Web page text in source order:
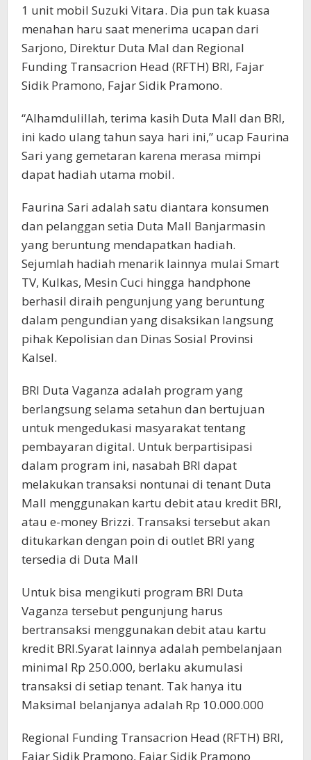
1 unit mobil Suzuki Vitara. Dia pun tak kuasa
menahan haru saat menerima ucapan dari
Sarjono, Direktur Duta Mal dan Regional
Funding Transacrion Head (RFTH) BRI, Fajar
Sidik Pramono, Fajar Sidik Pramono.
“Alhamdulillah, terima kasih Duta Mall dan BRI,
ini kado ulang tahun saya hari ini,” ucap Faurina
Sari yang gemetaran karena merasa mimpi
dapat hadiah utama mobil.
Faurina Sari adalah satu diantara konsumen
dan pelanggan setia Duta Mall Banjarmasin
yang beruntung mendapatkan hadiah.
Sejumlah hadiah menarik lainnya mulai Smart
TV, Kulkas, Mesin Cuci hingga handphone
berhasil diraih pengunjung yang beruntung
dalam pengundian yang disaksikan langsung
pihak Kepolisian dan Dinas Sosial Provinsi
Kalsel.
BRI Duta Vaganza adalah program yang
berlangsung selama setahun dan bertujuan
untuk mengedukasi masyarakat tentang
pembayaran digital. Untuk berpartisipasi
dalam program ini, nasabah BRI dapat
melakukan transaksi nontunai di tenant Duta
Mall menggunakan kartu debit atau kredit BRI,
atau e-money Brizzi. Transaksi tersebut akan
ditukarkan dengan poin di outlet BRI yang
tersedia di Duta Mall
Untuk bisa mengikuti program BRI Duta
Vaganza tersebut pengunjung harus
bertransaksi menggunakan debit atau kartu
kredit BRI.Syarat lainnya adalah pembelanjaan
minimal Rp 250.000, berlaku akumulasi
transaksi di setiap tenant. Tak hanya itu
Maksimal belanjanya adalah Rp 10.000.000
Regional Funding Transacrion Head (RFTH) BRI,
Fajar Sidik Pramono, Fajar Sidik Pramono